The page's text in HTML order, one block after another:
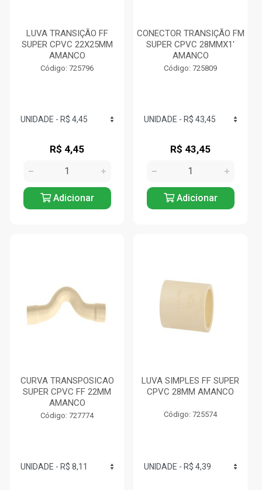
LUVA TRANSIÇÃO FF
SUPER CPVC 22X25MM
AMANCO
Código: 725796
R$ 4,45
Adicionar
CONECTOR TRANSIÇÃO FM
SUPER CPVC 28MMX1'
AMANCO
Código: 725809
R$ 43,45
Adicionar
CURVA TRANSPOSICAO
SUPER CPVC FF 22MM
AMANCO
Código: 727774
LUVA SIMPLES FF SUPER
CPVC 28MM AMANCO
Código: 725574